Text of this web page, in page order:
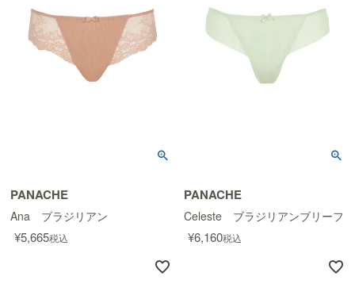
PANACHE
Ana ブラジリアン
¥5,665税込
PANACHE
Celeste ブラジリアンブリーフ
¥6,160税込